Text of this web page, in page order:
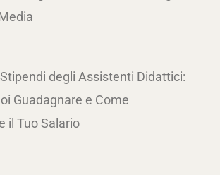
degli Assistenti Didattici:
Guadagnare e Come
il Tuo Salario